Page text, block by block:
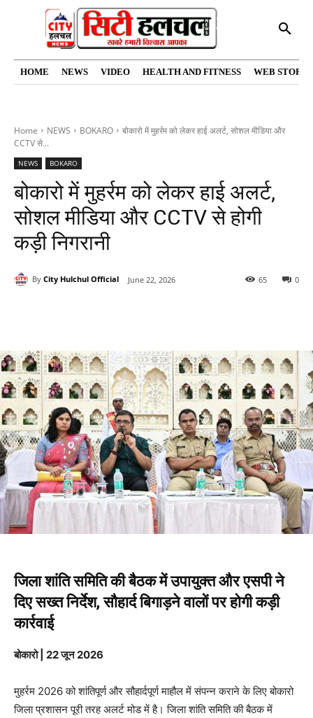
HOME NEWS VIDEO HEALTH AND FITNESS WEB
Home NEWS BOKARO
बोकारो में मुहर्रम को लेकर हाई अलर्ट, सोशल मीडिया और
CCTV से...
NEWS BOKARO
बोकारो में मुहर्रम को लेकर हाई अलर्ट,
सोशल मीडिया और CCTV से होगी
कड़ी निगरानी
By City Hulchul Official June 22, 2026 0
65
जिला शांति समिति की बैठक में उपायुक्त और एसपी ने
दिए सख्त निर्देश, सौहार्द बिगाड़ने वालों पर होगी कड़ी
कार्रवाई
बोकारो | 22 जून 2026
मुहर्रम 2026 को शांतिपूर्ण और सौहार्दपूर्ण माहौल में संपन्न कराने के लिए बोकारो
जिला प्रशासन पूरी तरह अलर्ट मोड में है। जिला शांति समिति की बैठक में